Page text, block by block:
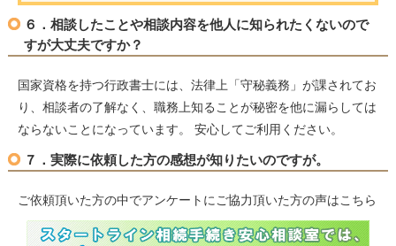
６．相談したことや相談内容を他人に知られたくないので
すが大丈夫ですか？
国家資格を持つ行政書士には、法律上「守秘義務」が課されてお
り、相談者の了解なく、職務上知ることが秘密を他に漏らしては
ならないことになっています。 安心してご利用ください。
７．実際に依頼した方の感想が知りたいのですが。
ご依頼頂いた方の中でアンケートにご協力頂いた方の声はこちら